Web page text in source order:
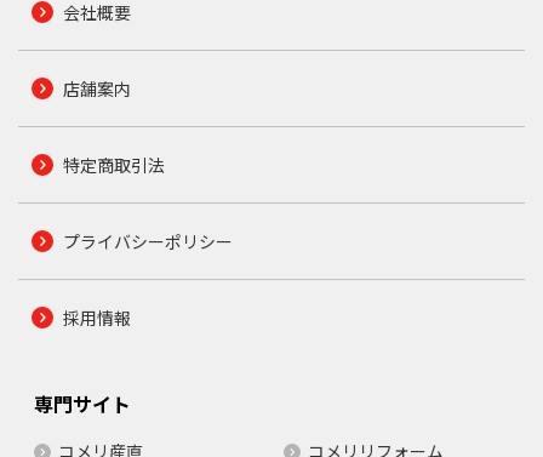
会社概要
店舗案内
特定商取引法
プライバシーポリシー
採用情報
専門サイト
コメリ産直 コメリリフォーム